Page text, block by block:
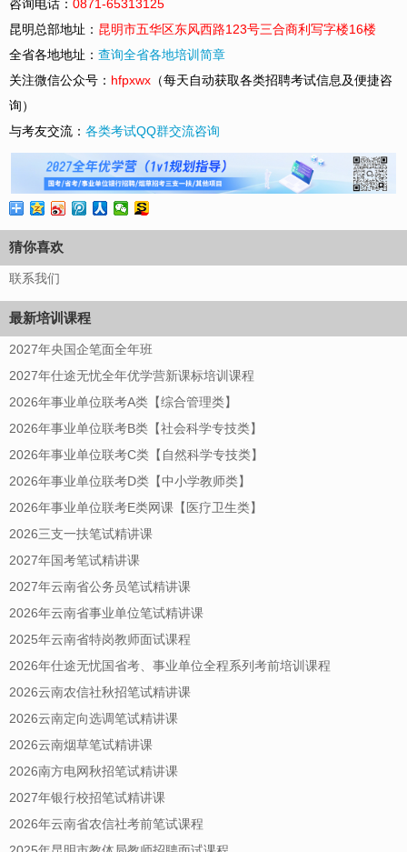
咨询电话： 0871-65313125
昆明总部地址： 昆明市五华区东风西路123号三合商利写字楼16楼
全省各地地址： 查询全省各地培训简章
关注微信公众号： hfpxwx （每天自动获取各类招聘考试信息及便捷咨
询）
与考友交流： 各类考试QQ群交流咨询
猜你喜欢
联系我们
最新培训课程
2027年央国企笔面全年班
2027年仕途无忧全年优学营新课标培训课程
2026年事业单位联考A类【综合管理类】
2026年事业单位联考B类【社会科学专技类】
2026年事业单位联考C类【自然科学专技类】
2026年事业单位联考D类【中小学教师类】
2026年事业单位联考E类网课【医疗卫生类】
2026三支一扶笔试精讲课
2027年国考笔试精讲课
2027年云南省公务员笔试精讲课
2026年云南省事业单位笔试精讲课
2025年云南省特岗教师面试课程
2026年仕途无忧国省考、事业单位全程系列考前培训课程
2026云南农信社秋招笔试精讲课
2026云南定向选调笔试精讲课
2026云南烟草笔试精讲课
2026南方电网秋招笔试精讲课
2027年银行校招笔试精讲课
2026年云南省农信社考前笔试课程